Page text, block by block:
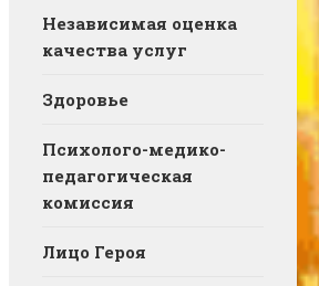
Независимая оценка
качества услуг
Здоровье
Психолого-медико-
педагогическая
комиссия
Лицо Героя